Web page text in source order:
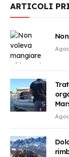
ARTICOLI